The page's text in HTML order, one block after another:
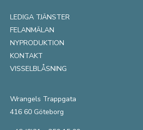
LEDIGA TJÄNSTER
FELANMÄLAN
NYPRODUKTION
KONTAKT
VISSELBLÅSNING
Wrangels Trappgata
416 60 Göteborg